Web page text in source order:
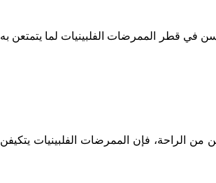
في قطر الممرضات الفلبينيات لما يتمتعن به
الراحة، فإن الممرضات الفلبينيات يتكيفن